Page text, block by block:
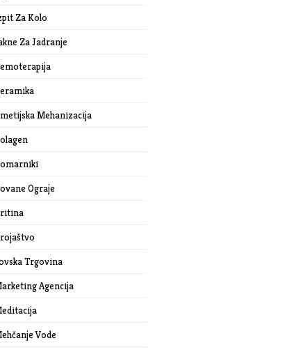
Za Kolo
Za Jadranje
Mehanizacija
Ograje
Trgovina
Agencija
Vode